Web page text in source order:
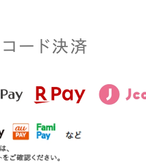
コード決済